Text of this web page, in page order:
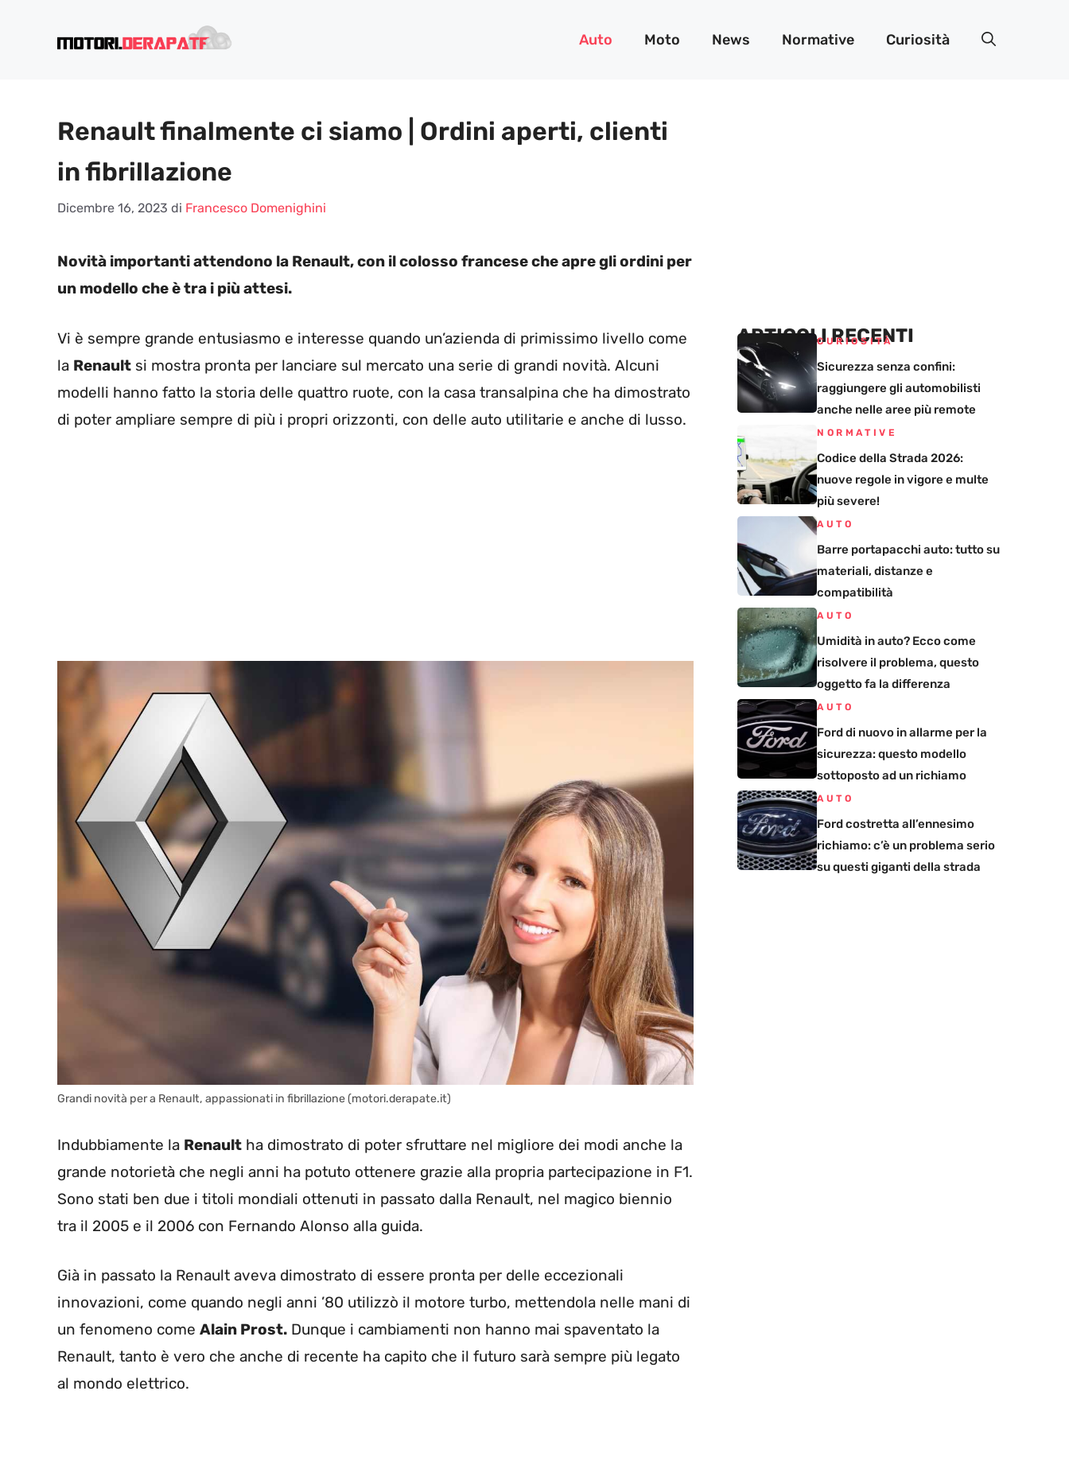
Auto Moto News Normative Curiosità
Renault finalmente ci siamo | Ordini aperti, clienti
in fibrillazione
Dicembre 16, 2023 di Francesco Domenighini
Novità importanti attendono la Renault, con il colosso francese che apre gli ordini per
un modello che è tra i più attesi.
Vi è sempre grande entusiasmo e interesse quando un’azienda di primissimo livello come
la Renault si mostra pronta per lanciare sul mercato una serie di grandi novità. Alcuni
modelli hanno fatto la storia delle quattro ruote, con la casa transalpina che ha dimostrato
di poter ampliare sempre di più i propri orizzonti, con delle auto utilitarie e anche di lusso.
Grandi novità per a Renault, appassionati in fibrillazione (motori.derapate.it)
Indubbiamente la Renault ha dimostrato di poter sfruttare nel migliore dei modi anche la
grande notorietà che negli anni ha potuto ottenere grazie alla propria partecipazione in F1.
Sono stati ben due i titoli mondiali ottenuti in passato dalla Renault, nel magico biennio
tra il 2005 e il 2006 con Fernando Alonso alla guida.
Già in passato la Renault aveva dimostrato di essere pronta per delle eccezionali
innovazioni, come quando negli anni ’80 utilizzò il motore turbo, mettendola nelle mani di
un fenomeno come Alain Prost. Dunque i cambiamenti non hanno mai spaventato la
Renault, tanto è vero che anche di recente ha capito che il futuro sarà sempre più legato
al mondo elettrico.
ARTICOLI RECENTI
CURIOSITÀ
Sicurezza senza confini:
raggiungere gli automobilisti
anche nelle aree più remote
NORMATIVE
Codice della Strada 2026:
nuove regole in vigore e multe
più severe!
AUTO
Barre portapacchi auto: tutto su
materiali, distanze e
compatibilità
AUTO
Umidità in auto? Ecco come
risolvere il problema, questo
oggetto fa la differenza
AUTO
Ford di nuovo in allarme per la
sicurezza: questo modello
sottoposto ad un richiamo
AUTO
Ford costretta all’ennesimo
richiamo: c’è un problema serio
su questi giganti della strada